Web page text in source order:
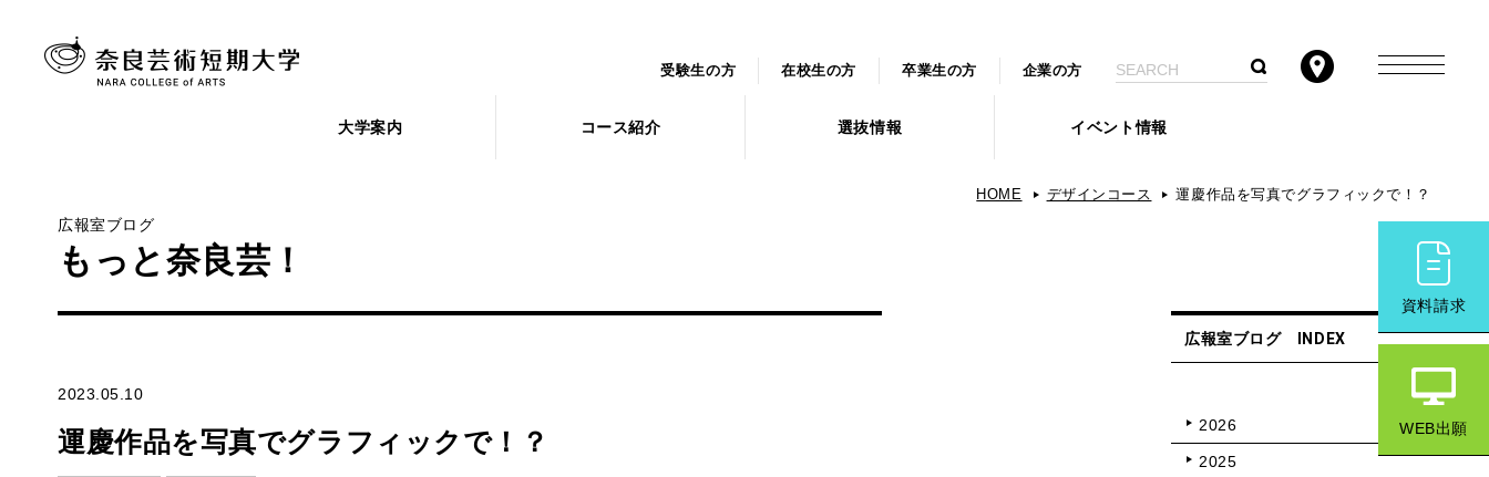
受験生の方 在校生の方 卒業生の方 企業の方
大学案内 コース紹介 選抜情報 イベント情報
資料請求
WEB出願
HOME デザインコース 運慶作品を写真でグラフィックで！？
広報室ブログ
もっと奈良芸！
2023.05.10
運慶作品を写真でグラフィックで！？
広報室ブログ INDEX
2026
2025